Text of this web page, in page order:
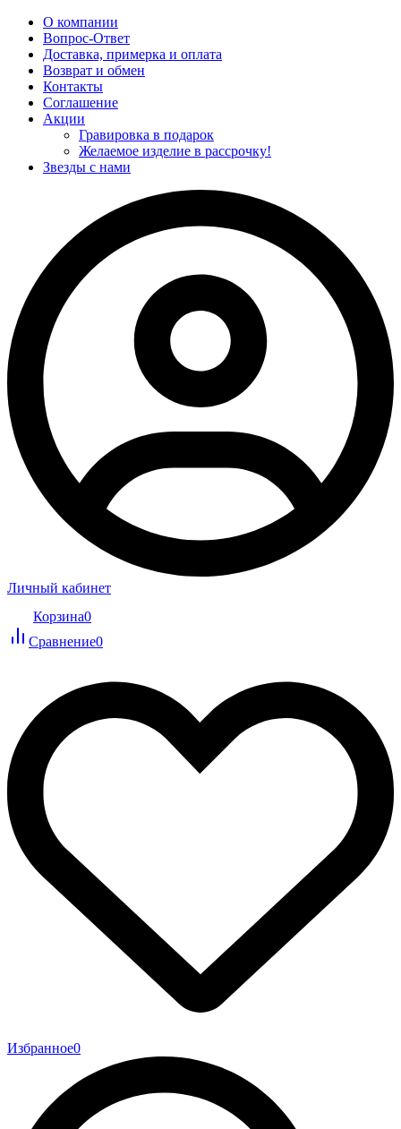
О компании
Вопрос-Ответ
Доставка, примерка и оплата
Возврат и обмен
Контакты
Соглашение
Акции
Гравировка в подарок
Желаемое изделие в рассрочку!
Звезды с нами
Личный кабинет
Корзина0
Сравнение0
Избранное0